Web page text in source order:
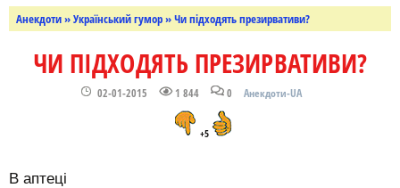
Анекдоти»Український гумор» Чи підходять презирвативи?
ЧИ ПІДХОДЯТЬ ПРЕЗИРВАТИВИ?
02-01-2015 1 844 0 Анекдоти-UA
+5
В аптеці